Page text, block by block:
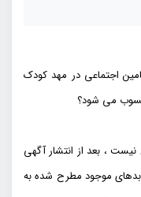
سابقه بیمه تامین اجتماعی در مهد کودک
می شود؟
، بعد از انتشار آگهی
موجود مطرح شده به